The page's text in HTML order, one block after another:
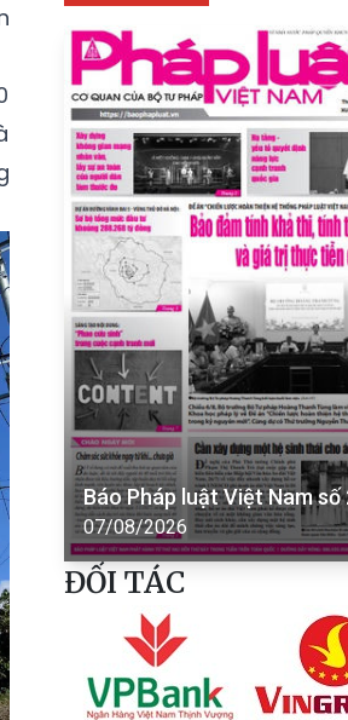
Báo Pháp luật Việt Nam số
07/08/2026
ĐỐI TÁC